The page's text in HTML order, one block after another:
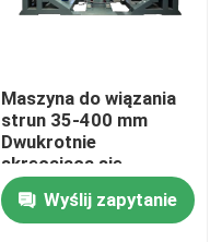
Maszyna do wiązania
strun 35-400 mm
Dwukrotnie
skręcająca się
maszyna do wiązania
strun, wspierająca
1250 rol i codzienną
Wyślij zapytanie